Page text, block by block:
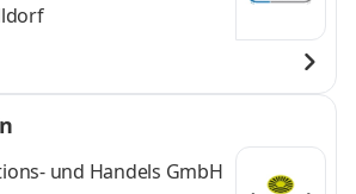
und Handels GmbH